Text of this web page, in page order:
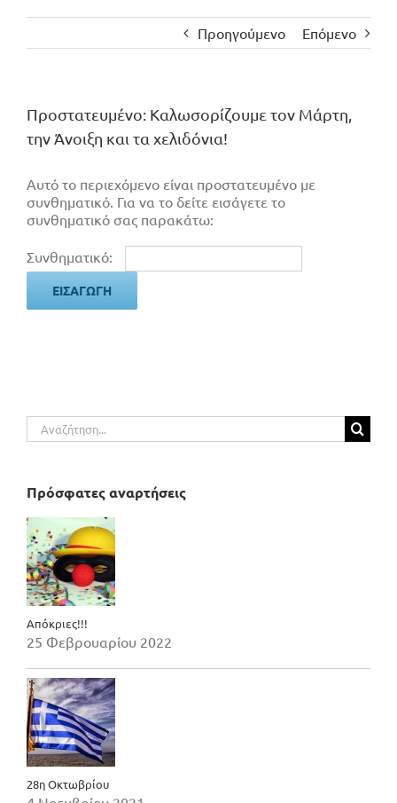
Προηγούμενο Επόμενο
Πρoστατευμένο: Καλωσορίζουμε τον Μάρτη,
την Άνοιξη και τα χελιδόνια!
Αυτό το περιεχόμενο είναι προστατευμένο με
συνθηματικό. Για να το δείτε εισάγετε το
συνθηματικό σας παρακάτω:
Συνθηματικό:
Αναζήτηση
για:
Πρόσφατες αναρτήσεις
Απόκριες!!!
25 Φεβρουαρίου 2022
28η Οκτωβρίου